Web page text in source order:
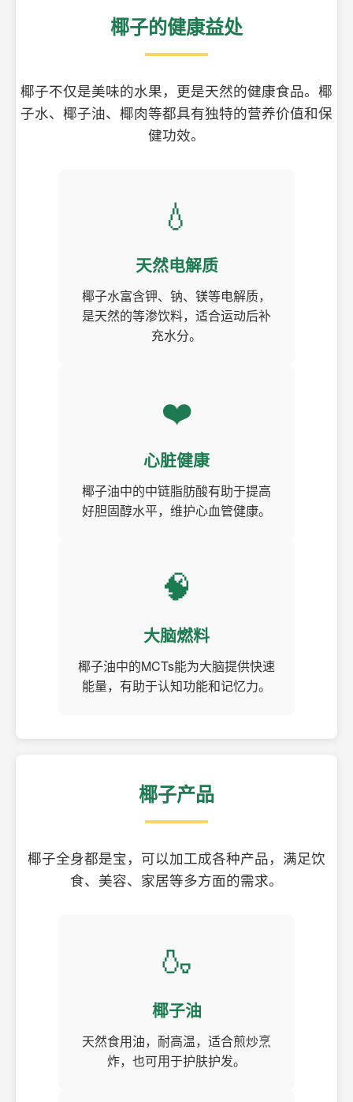
椰子的健康益处
椰子不仅是美味的水果，更是天然的健康食品。椰
子水、椰子油、椰肉等都具有独特的营养价值和保
健功效。
💧
天然电解质
椰子水富含钾、钠、镁等电解质，
是天然的等渗饮料，适合运动后补
充水分。
❤️
心脏健康
椰子油中的中链脂肪酸有助于提高
好胆固醇水平，维护心血管健康。
🧠
大脑燃料
椰子油中的MCTs能为大脑提供快速
能量，有助于认知功能和记忆力。
椰子产品
椰子全身都是宝，可以加工成各种产品，满足饮
食、美容、家居等多方面的需求。
🍶
椰子油
天然食用油，耐高温，适合煎炒烹
炸，也可用于护肤护发。